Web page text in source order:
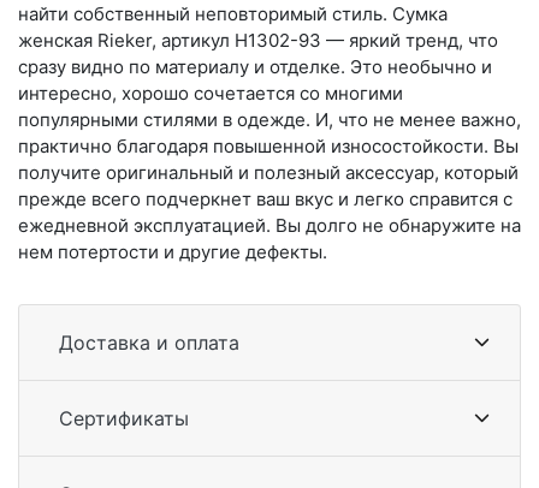
найти собственный неповторимый стиль. Сумка
женская Rieker, артикул H1302-93 — яркий тренд, что
сразу видно по материалу и отделке. Это необычно и
интересно, хорошо сочетается со многими
популярными стилями в одежде. И, что не менее важно,
практично благодаря повышенной износостойкости. Вы
получите оригинальный и полезный аксессуар, который
прежде всего подчеркнет ваш вкус и легко справится с
ежедневной эксплуатацией. Вы долго не обнаружите на
нем потертости и другие дефекты.
Доставка и оплата
Сертификаты